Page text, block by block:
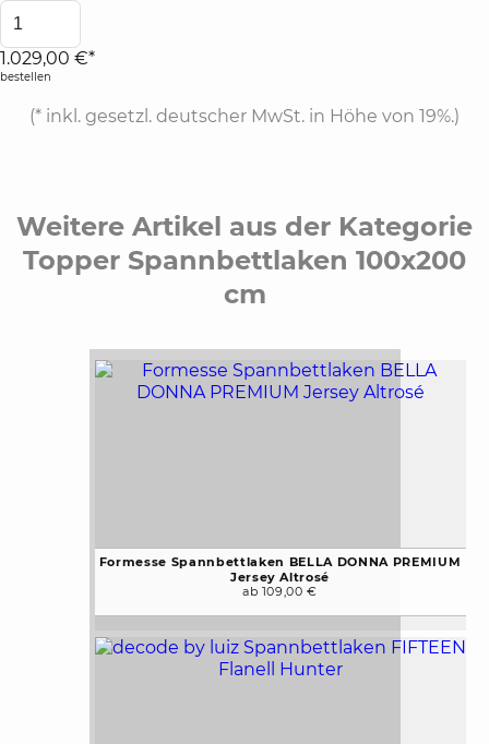
1.029,00 €*
bestellen
(* inkl. gesetzl. deutscher MwSt. in Höhe von 19%.)
Weitere Artikel aus der Kategorie
Topper Spannbettlaken 100x200
cm
Formesse Spannbettlaken BELLA DONNA PREMIUM
Jersey Altrosé
ab 109,00 €